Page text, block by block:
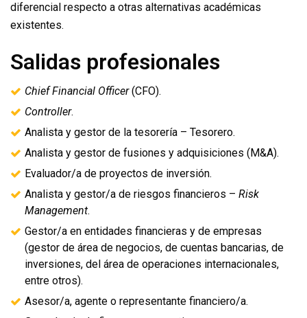
diferencial respecto a otras alternativas académicas
existentes.
Salidas profesionales
Chief Financial Officer(CFO).
Controller.
Analista y gestor de la tesorería – Tesorero.
Analista y gestor de fusiones y adquisiciones (M&A).
Evaluador/a de proyectos de inversión.
Analista y gestor/a de riesgos financieros – Risk
Management.
Gestor/a en entidades financieras y de empresas
(gestor de área de negocios, de cuentas bancarias, de
inversiones, del área de operaciones internacionales,
entre otros).
Asesor/a, agente o representante financiero/a.